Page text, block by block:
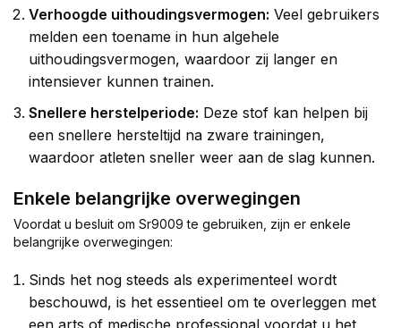
Verhoogde uithoudingsvermogen: Veel gebruikers
melden een toename in hun algehele
uithoudingsvermogen, waardoor zij langer en
intensiever kunnen trainen.
Snellere herstelperiode: Deze stof kan helpen bij
een snellere hersteltijd na zware trainingen,
waardoor atleten sneller weer aan de slag kunnen.
Enkele belangrijke overwegingen
Voordat u besluit om Sr9009 te gebruiken, zijn er enkele
belangrijke overwegingen:
Sinds het nog steeds als experimenteel wordt
beschouwd, is het essentieel om te overleggen met
een arts of medische professional voordat u het